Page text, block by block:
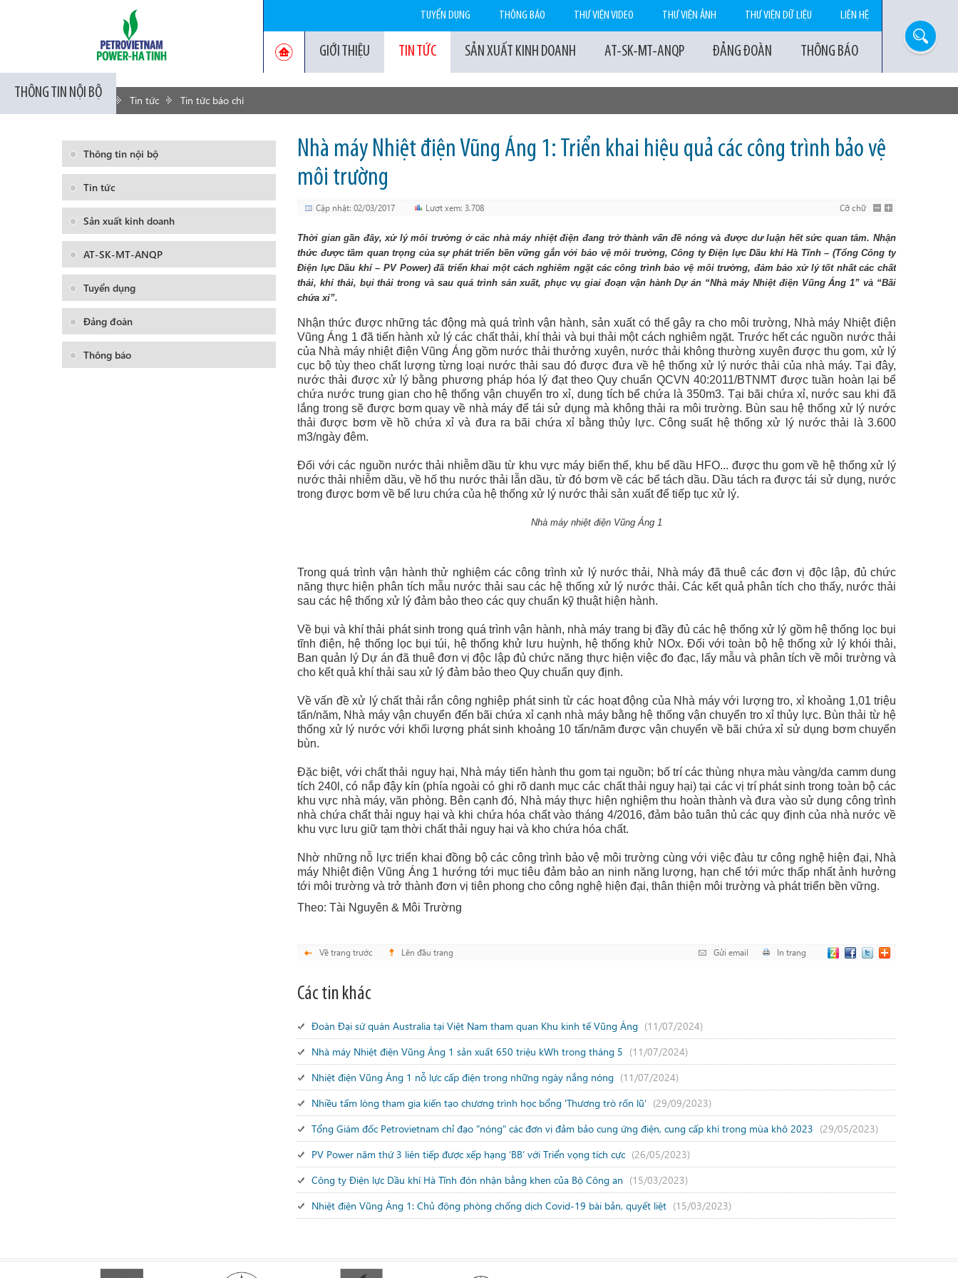
GIỚI THIỆU TIN TỨC SẢN XUẤT KINH DOANH AT-SK-MT-ANQP ĐẢNG ĐOÀN THÔNG BÁO
THÔNG TIN NỘI BỘ
TUYỂN DỤNG THÔNG BÁO THƯ VIỆN VIDEO THƯ VIỆN ẢNH THƯ VIỆN DỮ LIỆU LIÊN HỆ
Trang chủ Tin tức Tin tức báo chí
Thông tin nội bộ
Tin tức
Sản xuất kinh doanh
AT-SK-MT-ANQP
Tuyển dụng
Đảng đoàn
Thông báo
Nhà máy Nhiệt điện Vũng Áng 1: Triển khai hiệu quả các công trình bảo vệ
môi trường
Cập nhật: 02/03/2017 Lượt xem: 3.708 Cỡ chữ
Thời gian gần đây, xử lý môi trường ở các nhà máy nhiệt điện đang trở thành vấn đề nóng và được dư luận hết sức quan tâm. Nhận
thức được tầm quan trọng của sự phát triển bền vững gắn với bảo vệ môi trường, Công ty Điện lực Dầu khí Hà Tĩnh – (Tổng Công ty
Điện lực Dầu khí – PV Power) đã triển khai một cách nghiêm ngặt các công trình bảo vệ môi trường, đảm bảo xử lý tốt nhất các chất
thải, khí thải, bụi thải trong và sau quá trình sản xuất, phục vụ giai đoạn vận hành Dự án “Nhà máy Nhiệt điện Vũng Áng 1” và “Bãi
chứa xỉ”.
Nhận thức được những tác động mà quá trình vận hành, sản xuất có thể gây ra cho môi trường, Nhà máy Nhiệt điện
Vũng Áng 1 đã tiến hành xử lý các chất thải, khí thải và bụi thải một cách nghiêm ngặt. Trước hết các nguồn nước thải
của Nhà máy nhiệt điện Vũng Áng gồm nước thải thưởng xuyên, nước thải không thường xuyên được thu gom, xử lý
cục bộ tùy theo chất lượng từng loại nước thải sau đó được đưa về hệ thống xử lý nước thải của nhà máy. Tại đây,
nước thải được xử lý bằng phương pháp hóa lý đạt theo Quy chuẩn QCVN 40:2011/BTNMT được tuần hoàn lại bể
chứa nước trung gian cho hệ thống vận chuyển tro xỉ, dung tích bể chứa là 350m3. Tại bãi chứa xỉ, nước sau khi đã
lắng trong sẽ được bơm quay về nhà máy để tái sử dụng mà không thải ra môi trường. Bùn sau hệ thống xử lý nước
thải được bơm về hồ chứa xỉ và đưa ra bãi chứa xỉ bằng thủy lực. Công suất hệ thống xử lý nước thải là 3.600
m3/ngày đêm.
Đối với các nguồn nước thải nhiễm dầu từ khu vực máy biến thế, khu bể dầu HFO... được thu gom về hệ thống xử lý
nước thải nhiễm dầu, về hố thu nước thải lẫn dầu, từ đó bơm về các bể tách dầu. Dầu tách ra được tái sử dụng, nước
trong được bơm về bể lưu chứa của hệ thống xử lý nước thải sản xuất để tiếp tục xử lý.
Nhà máy nhiệt điện Vũng Áng 1
Trong quá trình vận hành thử nghiệm các công trình xử lý nước thải, Nhà máy đã thuê các đơn vị độc lập, đủ chức
năng thực hiện phân tích mẫu nước thải sau các hệ thống xử lý nước thải. Các kết quả phân tích cho thấy, nước thải
sau các hệ thống xử lý đảm bảo theo các quy chuẩn kỹ thuật hiện hành.
Về bụi và khí thải phát sinh trong quá trình vận hành, nhà máy trang bị đầy đủ các hệ thống xử lý gồm hệ thống lọc bụi
tĩnh điện, hệ thống lọc bụi túi, hệ thống khử lưu huỳnh, hệ thống khử NOx. Đối với toàn bộ hệ thống xử lý khói thải,
Ban quản lý Dự án đã thuê đơn vị độc lập đủ chức năng thực hiện việc đo đạc, lấy mẫu và phân tích về môi trường và
cho kết quả khí thải sau xử lý đảm bảo theo Quy chuẩn quy định.
Về vấn đề xử lý chất thải rắn công nghiệp phát sinh từ các hoạt động của Nhà máy với lượng tro, xỉ khoảng 1,01 triệu
tấn/năm, Nhà máy vận chuyển đến bãi chứa xỉ cạnh nhà máy bằng hệ thống vận chuyển tro xỉ thủy lực. Bùn thải từ hệ
thống xử lý nước với khối lượng phát sinh khoảng 10 tấn/năm được vận chuyển về bãi chứa xỉ sử dụng bơm chuyển
bùn.
Đặc biệt, với chất thải nguy hại, Nhà máy tiến hành thu gom tại nguồn; bố trí các thùng nhựa màu vàng/da camm dung
tích 240l, có nắp đậy kín (phía ngoài có ghi rõ danh mục các chất thải nguy hại) tại các vị trí phát sinh trong toàn bộ các
khu vực nhà máy, văn phòng. Bên cạnh đó, Nhà máy thực hiện nghiệm thu hoàn thành và đưa vào sử dụng công trình
nhà chứa chất thải nguy hại và khi chứa hóa chất vào tháng 4/2016, đảm bảo tuân thủ các quy định của nhà nước về
khu vực lưu giữ tạm thời chất thải nguy hại và kho chứa hóa chất.
Nhờ những nỗ lực triển khai đồng bộ các công trình bảo vệ môi trường cùng với việc đàu tư công nghệ hiện đại, Nhà
máy Nhiệt điện Vũng Áng 1 hướng tới mục tiêu đảm bảo an ninh năng lượng, hạn chế tới mức thấp nhất ảnh hưởng
tới môi trường và trở thành đơn vị tiên phong cho công nghệ hiện đại, thân thiện môi trường và phát triển bền vững.
Theo: Tài Nguyên & Môi Trường
Về trang trước Lên đầu trang In trang
Gửi email
Các tin khác
Đoàn Đại sứ quán Australia tại Việt Nam tham quan Khu kinh tế Vũng Áng (11/07/2024)
Nhà máy Nhiệt điện Vũng Áng 1 sản xuất 650 triệu kWh trong tháng 5 (11/07/2024)
Nhiệt điện Vũng Áng 1 nỗ lực cấp điện trong những ngày nắng nóng (11/07/2024)
Nhiều tấm lòng tham gia kiến tạo chương trình học bổng 'Thương trò rốn lũ' (29/09/2023)
Tổng Giám đốc Petrovietnam chỉ đạo "nóng" các đơn vị đảm bảo cung ứng điện, cung cấp khí trong mùa khô 2023 (29/05/2023)
PV Power năm thứ 3 liên tiếp được xếp hạng ‘BB’ với Triển vọng tích cực (26/05/2023)
Công ty Điện lực Dầu khí Hà Tĩnh đón nhận bằng khen của Bộ Công an (15/03/2023)
Nhiệt điện Vũng Áng 1: Chủ động phòng chống dịch Covid-19 bài bản, quyết liệt (15/03/2023)